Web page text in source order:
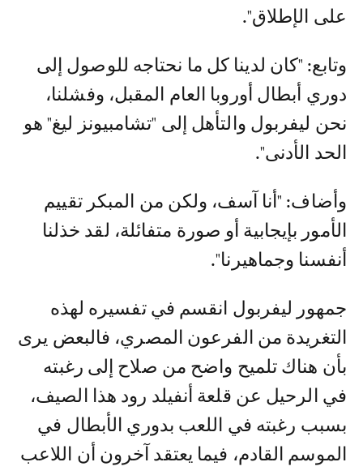
على الإطلاق".
وتابع: "كان لدينا كل ما نحتاجه للوصول إلى
دوري أبطال أوروبا العام المقبل، وفشلنا،
نحن ليفربول والتأهل إلى "تشامبيونز ليغ" هو
الحد الأدنى".
وأضاف: "أنا آسف، ولكن من المبكر تقييم
الأمور بإيجابية أو صورة متفائلة، لقد خذلنا
أنفسنا وجماهيرنا".
جمهور ليفربول انقسم في تفسيره لهذه
التغريدة من الفرعون المصري، فالبعض يرى
بأن هناك تلميح واضح من صلاح إلى رغبته
في الرحيل عن قلعة أنفيلد رود هذا الصيف،
بسبب رغبته في اللعب بدوري الأبطال في
الموسم القادم، فيما يعتقد آخرون أن اللاعب